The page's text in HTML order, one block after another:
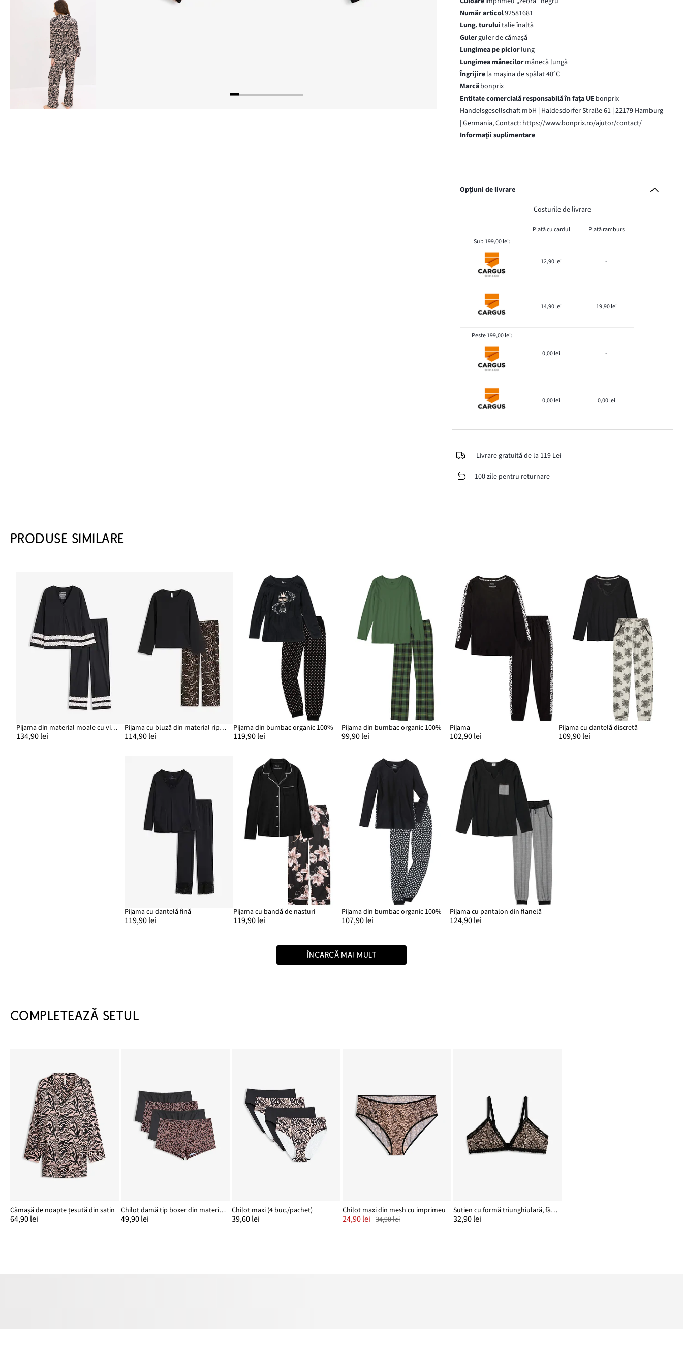
Număr articol92581681
Lung. turuluitalie înaltă
Gulerguler de cămaşă
Lungimea pe piciorlung
Lungimea mânecilormânecă lungă
Îngrijirela maşina de spălat 40°C
Marcăbonprix
Entitate comercială responsabilă în fața UE bonprix
Handelsgesellschaft mbH | Haldesdorfer Straße 61 | 22179 Hamburg
| Germania, Contact: https://www.bonprix.ro/ajutor/contact/
Informaţii suplimentare
Opțiuni de livrare
Costurile de livrare
Plată cu cardul
Plată ramburs
Sub 199,00 lei:
12,90 lei -
14,90 lei 19,90 lei
Peste 199,00 lei:
0,00 lei -
0,00 lei 0,00 lei
Livrare gratuită de la 119 Lei
100 zile pentru returnare
PRODUSE SIMILARE
Pijama din material moale cu viscoză
134,90 lei
Pijama cu bluză din material ripsat și pantaloni largi
114,90 lei
Pijama din bumbac organic 100%
119,90 lei
Pijama din bumbac organic 100%
99,90 lei
Pijama
102,90 lei
Pijama cu dantelă discretă
109,90 lei
Pijama cu dantelă fină
119,90 lei
Pijama cu bandă de nasturi
119,90 lei
Pijama din bumbac organic 100%
107,90 lei
Pijama cu pantalon din flanelă
124,90 lei
ÎNCARCĂ MAI MULT
COMPLETEAZĂ SETUL
Cămașă de noapte țesută din satin
64,90 lei
Chilot damă tip boxer din material lucios cu microfibră (set/4 buc.)
49,90 lei
Chilot maxi (4 buc./pachet)
39,60 lei
Chilot maxi din mesh cu imprimeu
24,90 lei 34,90 lei
Sutien cu formă triunghiulară, fără armătură, din mesh cu imprimeu
32,90 lei